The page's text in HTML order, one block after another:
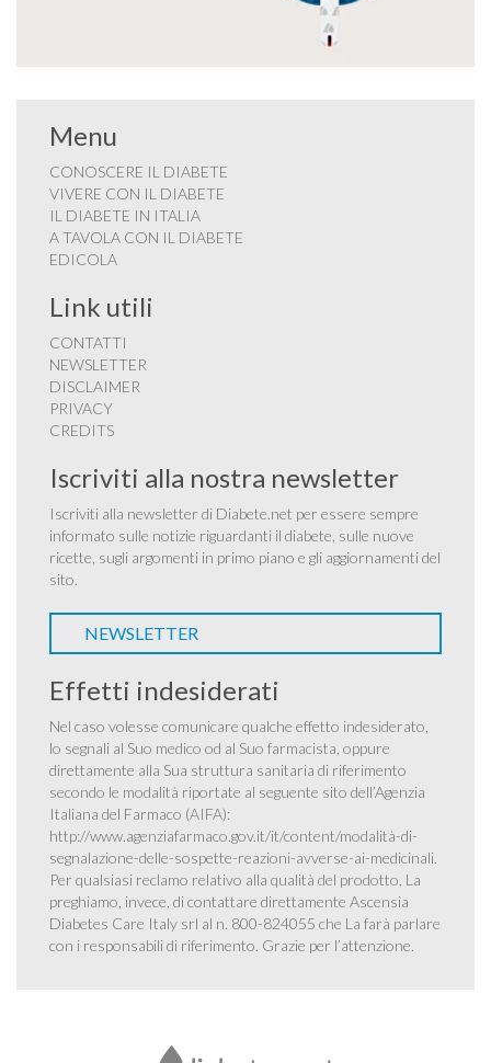
Menu
CONOSCERE IL DIABETE
VIVERE CON IL DIABETE
IL DIABETE IN ITALIA
A TAVOLA CON IL DIABETE
EDICOLA
Link utili
CONTATTI
NEWSLETTER
DISCLAIMER
PRIVACY
CREDITS
Iscriviti alla nostra newsletter
Iscriviti alla newsletter di Diabete.net per essere sempre
informato sulle notizie riguardanti il diabete, sulle nuove
ricette, sugli argomenti in primo piano e gli aggiornamenti del
sito.
NEWSLETTER
Effetti indesiderati
Nel caso volesse comunicare qualche effetto indesiderato,
lo segnali al Suo medico od al Suo farmacista, oppure
direttamente alla Sua struttura sanitaria di riferimento
secondo le modalità riportate al seguente sito dell’Agenzia
Italiana del Farmaco (AIFA):
http://www.agenziafarmaco.gov.it/it/content/modalità-di-
segnalazione-delle-sospette-reazioni-avverse-ai-medicinali.
Per qualsiasi reclamo relativo alla qualità del prodotto, La
preghiamo, invece, di contattare direttamente Ascensia
Diabetes Care Italy srl al n. 800-824055 che La farà parlare
con i responsabili di riferimento. Grazie per l’attenzione.